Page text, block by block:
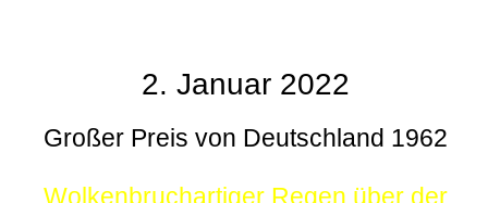
2. Januar 2022
Großer Preis von Deutschland 1962
Wolkenbruchartiger Regen über der